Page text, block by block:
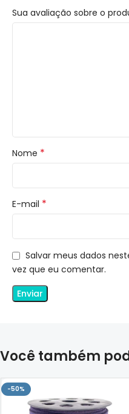
Sua avaliação sobre o
Nome *
E-mail *
Salvar meus dados
vez que eu comentar.
Você também
-50%